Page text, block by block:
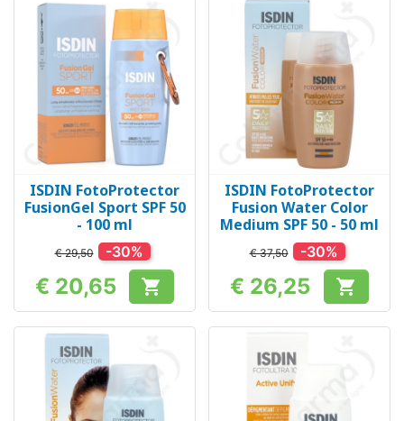
ISDIN FotoProtector
FusionGel Sport SPF 50
- 100 ml
€ 29,50 -30%
Prijs
€ 20,65 
ISDIN FotoProtector
Fusion Water Color
Medium SPF 50 - 50 ml
€ 37,50 -30%
Prijs
€ 26,25 